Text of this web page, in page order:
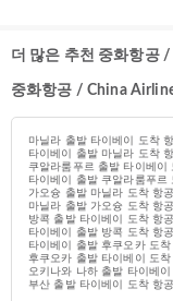
더 많은 추천 중화항공
중화항공 / China
마닐라 출발 타이베이 도착
타이베이 출발 마닐라 도착
쿠알라룸푸르 출발 타이베이
타이베이 출발 쿠알라룸푸르
가오슝 출발 마닐라 도착 항
마닐라 출발 가오슝 도착 항
방콕 출발 타이베이 도착 항
타이베이 출발 방콕 도착 항
타이베이 출발 후쿠오카 도착
후쿠오카 출발 타이베이 도착
오키나와 나하 출발 타이베
부산 출발 타이베이 도착 항